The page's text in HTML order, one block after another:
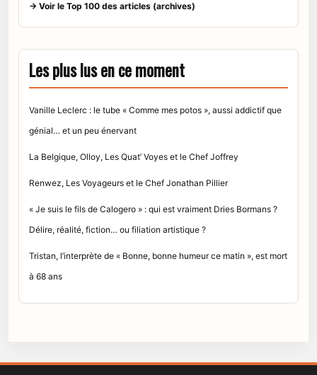
→ Voir le Top 100 des articles (archives)
Les plus lus en ce moment
Vanille Leclerc : le tube « Comme mes potos », aussi addictif que
génial… et un peu énervant
La Belgique, Olloy, Les Quat’ Voyes et le Chef Joffrey
Renwez, Les Voyageurs et le Chef Jonathan Pillier
« Je suis le fils de Calogero » : qui est vraiment Dries Bormans ?
Délire, réalité, fiction… ou filiation artistique ?
Tristan, l’interprète de « Bonne, bonne humeur ce matin », est mort
à 68 ans